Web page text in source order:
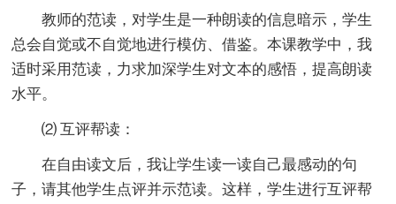
教师的范读，对学生是一种朗读的信息暗示，学生
总会自觉或不自觉地进行模仿、借鉴。本课教学中，我
适时采用范读，力求加深学生对文本的感悟，提高朗读
水平。
⑵ 互评帮读：
在自由读文后，我让学生读一读自己最感动的句
子，请其他学生点评并示范读。这样，学生进行互评帮